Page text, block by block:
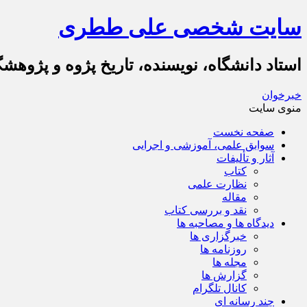
سایت شخصی علی ططری
استاد دانشگاه، نویسنده، تاریخ پژوه و
خبرخوان
منوی سایت
صفحه نخست
سوابق علمی، آموزشی و اجرایی
آثار و تألیفات
کتاب
نظارت علمی
مقاله
نقد و بررسی کتاب
دیدگاه ها و مصاحبه ها
خبرگزاری ها
روزنامه ها
مجله ها
گزارش ها
کانال تلگرام
چند رسانه ای